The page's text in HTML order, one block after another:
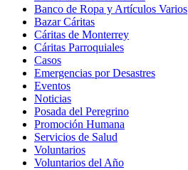
Banco de Ropa y Artículos Varios
Bazar Cáritas
Cáritas de Monterrey
Cáritas Parroquiales
Casos
Emergencias por Desastres
Eventos
Noticias
Posada del Peregrino
Promoción Humana
Servicios de Salud
Voluntarios
Voluntarios del Año